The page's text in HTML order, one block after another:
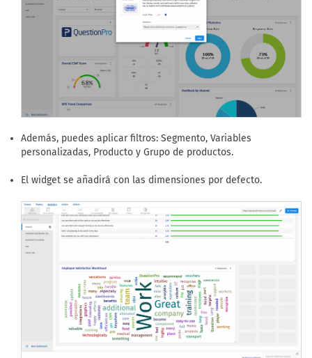
Además, puedes aplicar filtros: Segmento, Variables
personalizadas, Producto y Grupo de productos.
El widget se añadirá con las dimensiones por defecto.